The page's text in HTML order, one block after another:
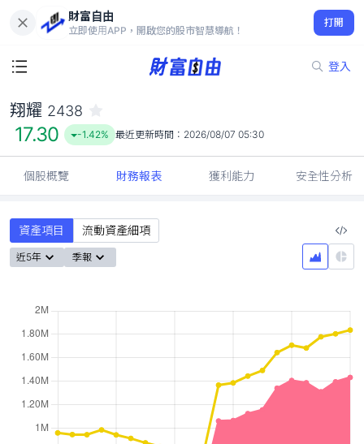
財富自由
立即使用APP，開啟您的股市智慧導航！
打開
登入
17.30
-1.42%
翔耀 2438
17.30 -1.42% 最近更新時間： 2026/08/07 05:30
個股概覽 財務報表 獲利能力 安全性分析
資產項目 流動資產細項
近5年 季報